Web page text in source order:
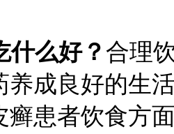
什么好？合理
养成良好的生
癣患者饮食方